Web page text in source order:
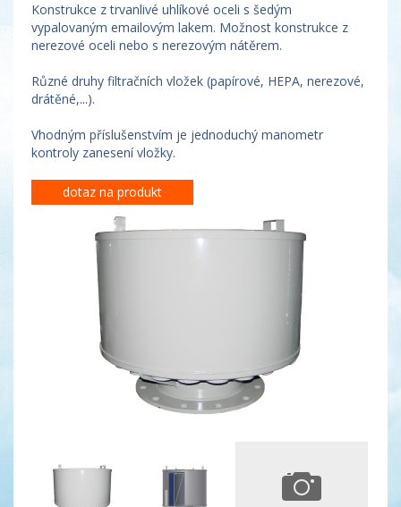
Konstrukce z trvanlivé uhlíkové oceli s šedým
vypalovaným emailovým lakem. Možnost konstrukce z
nerezové oceli nebo s nerezovým nátěrem.
Různé druhy filtračních vložek (papírové, HEPA, nerezové,
drátěné,...).
Vhodným příslušenstvím je jednoduchý manometr
kontroly zanesení vložky.
dotaz na produkt